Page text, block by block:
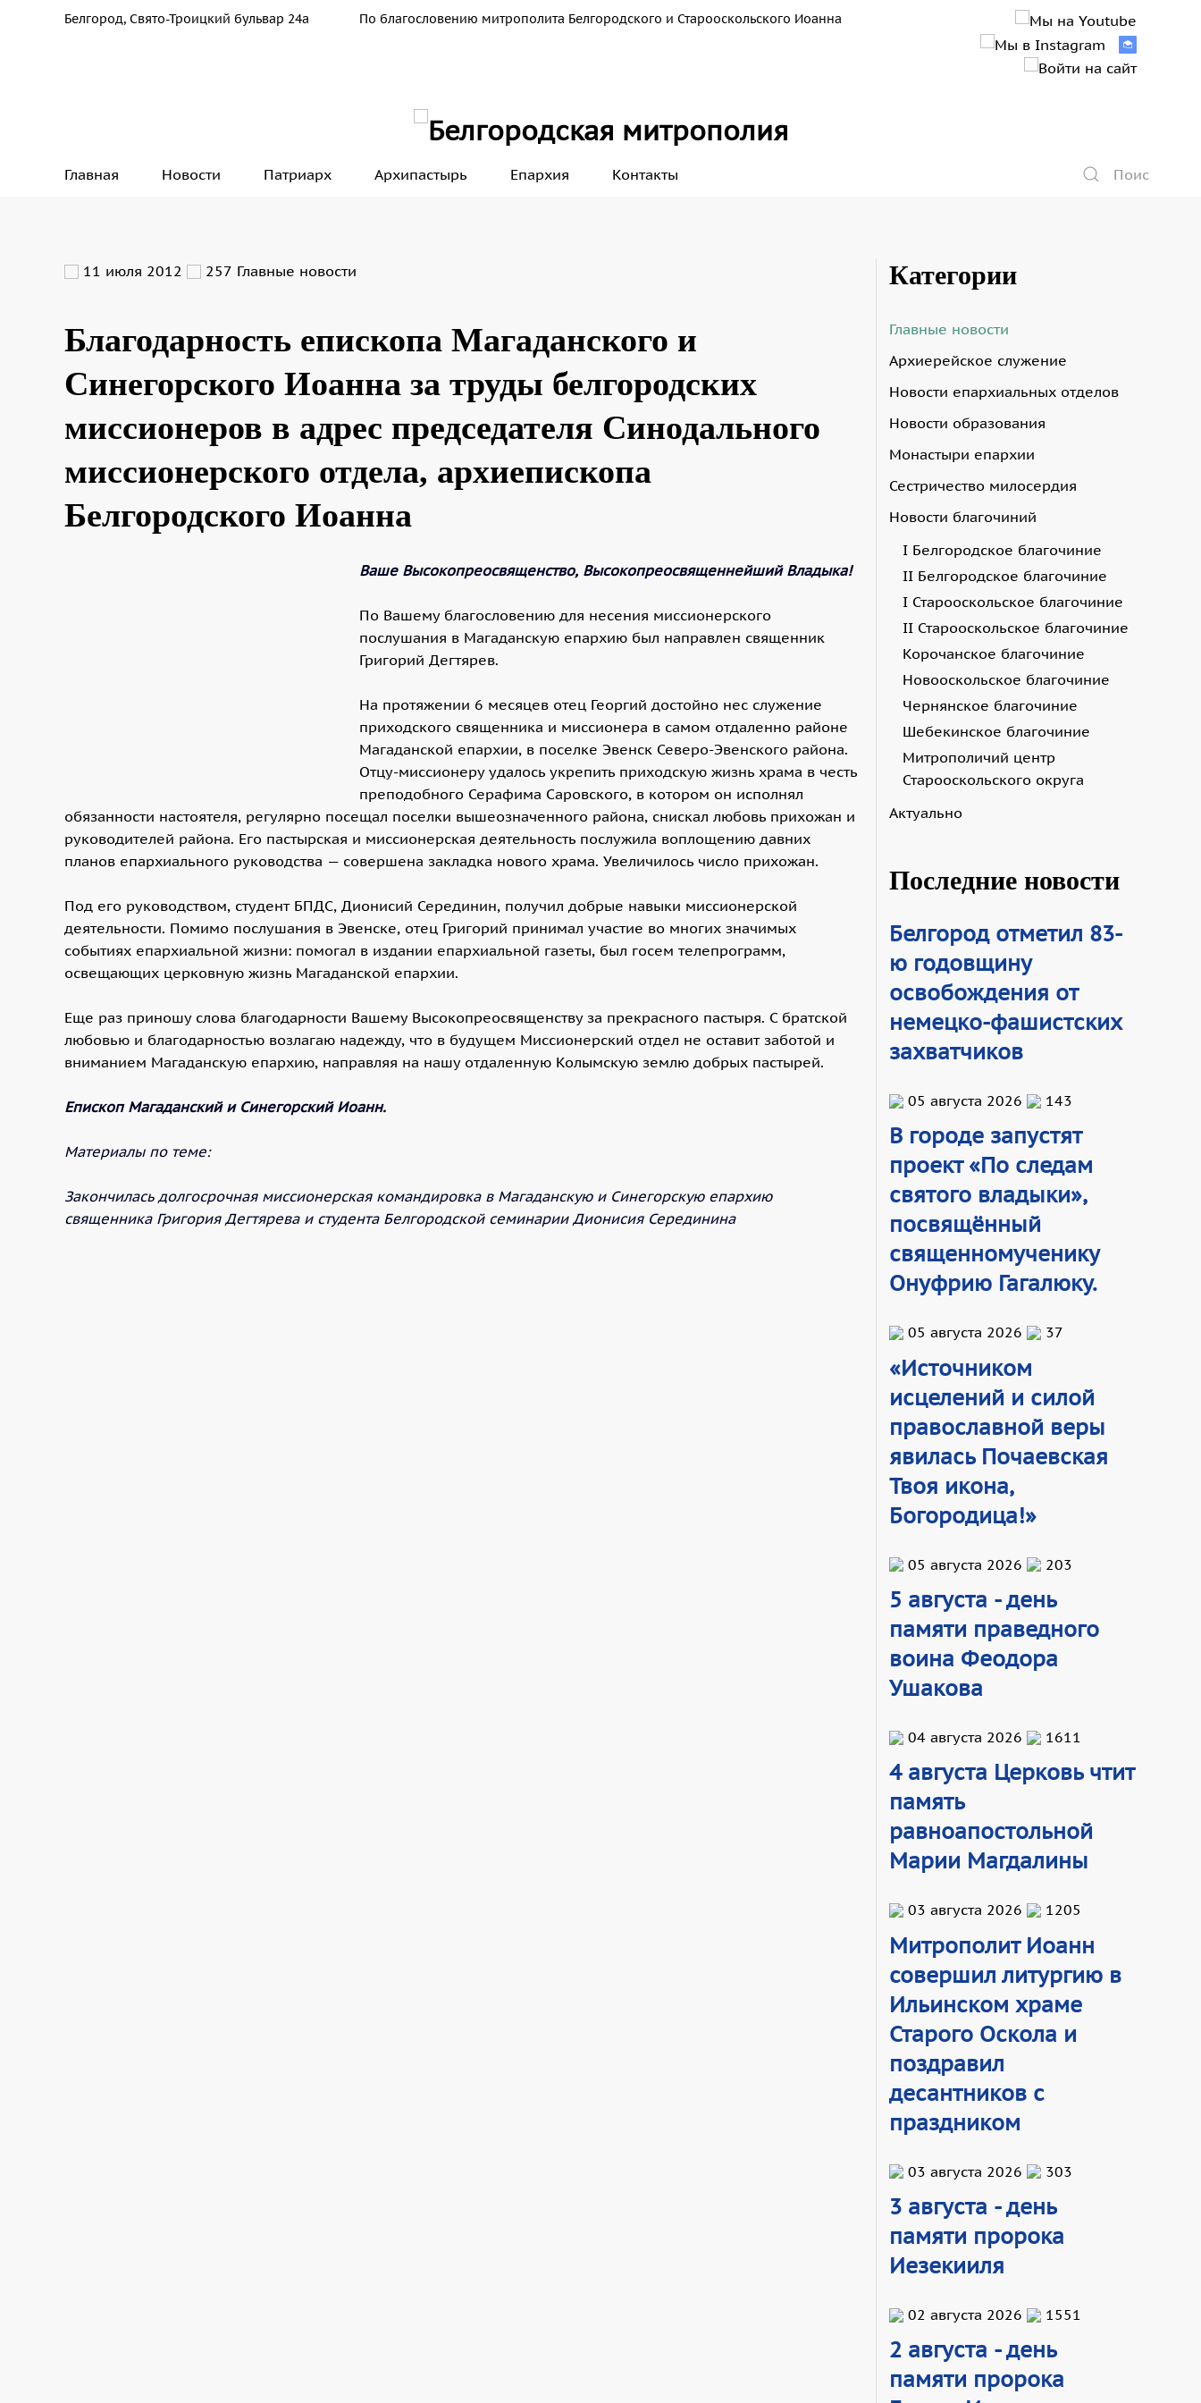
Белгород, Свято-Троицкий бульвар 24а По благословению митрополита Белгородского и Старооскольского Иоанна
Главная Новости Патриарх Архипастырь Епархия Контакты
11 июля 2012 257 Главные новости
Благодарность епископа Магаданского и
Синегорского Иоанна за труды белгородских
миссионеров в адрес председателя Синодального
миссионерского отдела, архиепископа
Белгородского Иоанна
Ваше Высокопреосвященство, Высокопреосвященнейший Владыка!
По Вашему благословению для несения миссионерского
послушания в Магаданскую епархию был направлен священник
Григорий Дегтярев.
На протяжении 6 месяцев отец Георгий достойно нес служение
приходского священника и миссионера в самом отдаленно районе
Магаданской епархии, в поселке Эвенск Северо-Эвенского района.
Отцу-миссионеру удалось укрепить приходскую жизнь храма в честь
преподобного Серафима Саровского, в котором он исполнял
обязанности настоятеля, регулярно посещал поселки вышеозначенного района, снискал любовь прихожан и
руководителей района. Его пастырская и миссионерская деятельность послужила воплощению давних
планов епархиального руководства — совершена закладка нового храма. Увеличилось число прихожан.
Под его руководством, студент БПДС, Дионисий Серединин, получил добрые навыки миссионерской
деятельности. Помимо послушания в Эвенске, отец Григорий принимал участие во многих значимых
событиях епархиальной жизни: помогал в издании епархиальной газеты, был госем телепрограмм,
освещающих церковную жизнь Магаданской епархии.
Еще раз приношу слова благодарности Вашему Высокопреосвященству за прекрасного пастыря. С братской
любовью и благодарностью возлагаю надежду, что в будущем Миссионерский отдел не оставит заботой и
вниманием Магаданскую епархию, направляя на нашу отдаленную Колымскую землю добрых пастырей.
Епископ Магаданский и Синегорский Иоанн.
Материалы по теме:
Закончилась долгосрочная миссионерская командировка в Магаданскую и Синегорскую епархию
священника Григория Дегтярева и студента Белгородской семинарии Дионисия Серединина
Категории
Главные новости
Архиерейское служение
Новости епархиальных отделов
Новости образования
Монастыри епархии
Сестричество милосердия
Новости благочиний
I Белгородское благочиние
II Белгородское благочиние
I Старооскольское благочиние
II Старооскольское благочиние
Корочанское благочиние
Новооскольское благочиние
Чернянское благочиние
Шебекинское благочиние
Митрополичий центр
Старооскольского округа
Актуально
Последние новости
Белгород отметил 83-
ю годовщину
освобождения от
немецко-фашистских
захватчиков
05 августа 2026 143
В городе запустят
проект «По следам
святого владыки»,
посвящённый
священномученику
Онуфрию Гагалюку.
05 августа 2026 37
«Источником
исцелений и силой
православной веры
явилась Почаевская
Твоя икона,
Богородица!»
05 августа 2026 203
5 августа - день
памяти праведного
воина Феодора
Ушакова
04 августа 2026 1611
4 августа Церковь чтит
память
равноапостольной
Марии Магдалины
03 августа 2026 1205
Митрополит Иоанн
совершил литургию в
Ильинском храме
Старого Оскола и
поздравил
десантников с
праздником
03 августа 2026 303
3 августа - день
памяти пророка
Иезекииля
02 августа 2026 1551
2 августа - день
памяти пророка